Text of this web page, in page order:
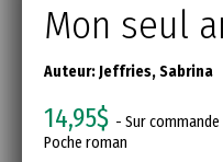
Mon seul
Auteur:Jeffries, Sabrina
14,95$ - Sur commande
Poche roman